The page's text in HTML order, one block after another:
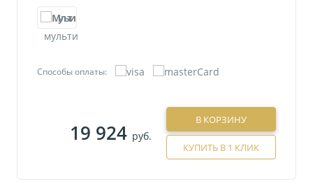
мульти
Способы оплаты:
19 924 руб.
В КОРЗИНУ
КУПИТЬ В 1 КЛИК